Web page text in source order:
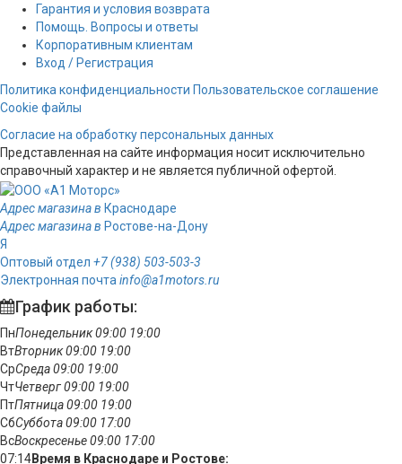
Гарантия и условия возврата
Помощь. Вопросы и ответы
Корпоративным клиентам
Вход / Регистрация
Политика конфиденциальности Пользовательское соглашение
Cookie файлы
Согласие на обработку персональных данных
Представленная на сайте информация носит исключительно
справочный характер и не является публичной офертой.
Адрес магазина в Краснодаре
Адрес магазина в Ростове-на-Дону
Я
Оптовый отдел +7 (938) 503-503-3
Электронная почта info@a1motors.ru
График работы:
ПнПонедельник09:00 19:00
ВтВторник09:00 19:00
СрСреда09:00 19:00
ЧтЧетверг09:00 19:00
ПтПятница09:00 19:00
СбСуббота09:00 17:00
ВсВоскресенье09:00 17:00
07:14Время в Краснодаре и Ростове: